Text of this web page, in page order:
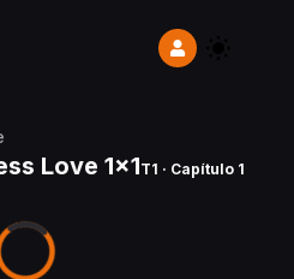
Love 1x1T1 · Capítulo 1